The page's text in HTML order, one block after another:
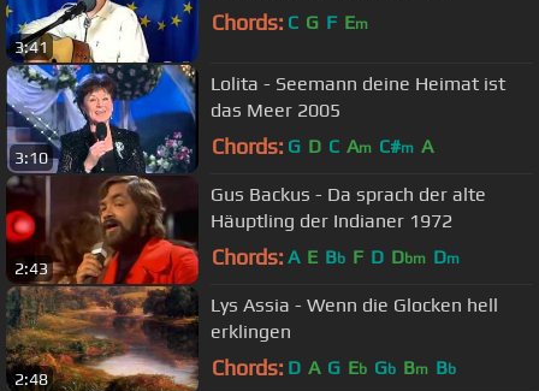
3:41
Chords: C G F Em
3:10
Lolita - Seemann deine Heimat ist
das Meer 2005
Chords: G D C Am C#m A
2:43
Gus Backus - Da sprach der alte
Häuptling der Indianer 1972
Chords: A E Bb F D Dbm Dm
2:48
Lys Assia - Wenn die Glocken hell
erklingen
Chords: D A G Eb Gb Bm Bb